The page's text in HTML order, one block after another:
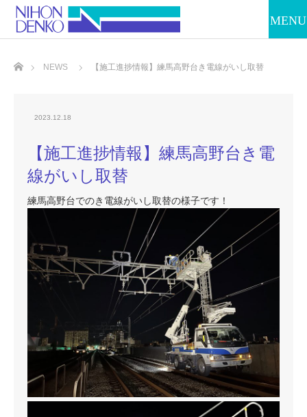
NEWS
【施工進捗情報】練馬高野台き電線がいし取替
2023.12.18
【施工進捗情報】練馬高野台き電
線がいし取替
練馬高野台でのき電線がいし取替の様子です！